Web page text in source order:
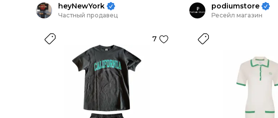
heyNewYork
Частный продавец
7
podiumstore
Ресейл магазин